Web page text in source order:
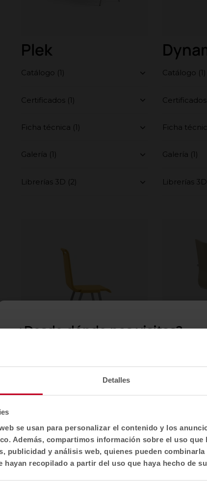
Detalles
se usan para personalizar el contenido y los
Además, compartimos información sobre el uso
publicidad y análisis web, quienes pueden
hayan recopilado a partir del uso que haya hecho de
Plek
Catálogo (1)
Certificados (1)
Ficha técnica (1)
Galería (1)
Librerías 3D (2)
Catálogo (1)
Certificados
Ficha
Galería (1)
Librerías
Certificados (3)
Ficha técnica (1)
Certificados
Ficha
¿Desde dónde nos visitas?
Selecciona localización
Selecciona idioma
English US